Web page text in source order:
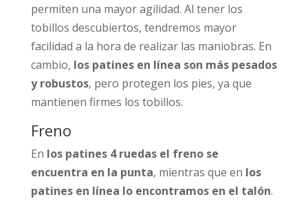
permiten una mayor agilidad. Al tener los
tobillos descubiertos, tendremos mayor
facilidad a la hora de realizar las maniobras. En
cambio, los patines en línea son más pesados
y robustos, pero protegen los pies, ya que
mantienen firmes los tobillos.
Freno
En los patines 4 ruedas el freno se
encuentra en la punta, mientras que en los
patines en línea lo encontramos en el talón.